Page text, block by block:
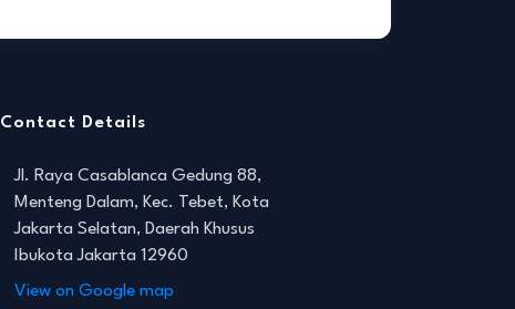
Contact Details
Jl. Raya Casablanca Gedung 88,
Menteng Dalam, Kec. Tebet, Kota
Jakarta Selatan, Daerah Khusus
Ibukota Jakarta 12960
View on Google map